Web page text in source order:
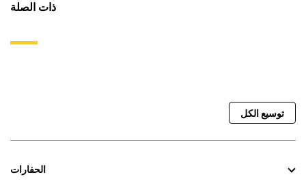
ذات الصلة
توسيع الكل
الحفارات